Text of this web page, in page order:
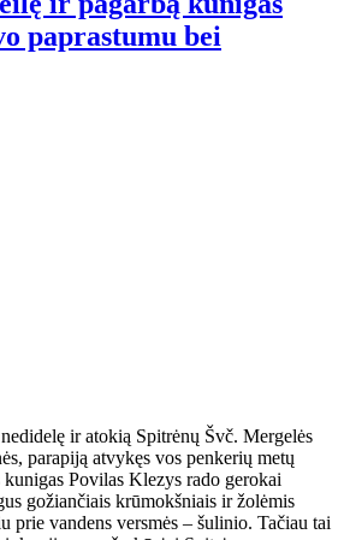
paprastumu bei
ir atokią Spitrėnų Švč. Mergelės
parapiją atvykęs vos penkerių metų
Povilas Klezys rado gerokai
gožiančiais krūmokšniais ir žolėmis
prie vandens versmės – šulinio. Tačiau tai